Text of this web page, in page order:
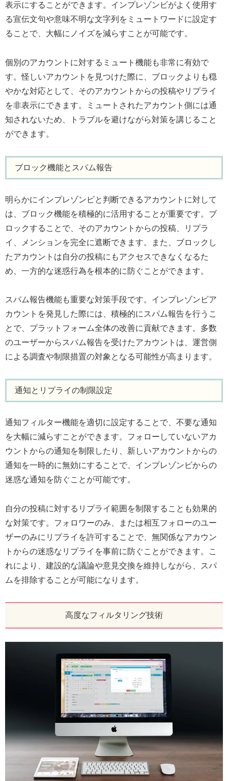
表示にすることができます。インプレゾンビがよく使用す
る宣伝文句や意味不明な文字列をミュートワードに設定す
ることで、大幅にノイズを減らすことが可能です。
個別のアカウントに対するミュート機能も非常に有効で
す。怪しいアカウントを見つけた際に、ブロックよりも穏
やかな対応として、そのアカウントからの投稿やリプライ
を非表示にできます。ミュートされたアカウント側には通
知されないため、トラブルを避けながら対策を講じること
ができます。
ブロック機能とスパム報告
明らかにインプレゾンビと判断できるアカウントに対して
は、ブロック機能を積極的に活用することが重要です。ブ
ロックすることで、そのアカウントからの投稿、リプラ
イ、メンションを完全に遮断できます。また、ブロックし
たアカウントは自分の投稿にもアクセスできなくなるた
め、一方的な迷惑行為を根本的に防ぐことができます。
スパム報告機能も重要な対策手段です。インプレゾンビア
カウントを発見した際には、積極的にスパム報告を行うこ
とで、プラットフォーム全体の改善に貢献できます。多数
のユーザーからスパム報告を受けたアカウントは、運営側
による調査や制限措置の対象となる可能性が高まります。
通知とリプライの制限設定
通知フィルター機能を適切に設定することで、不要な通知
を大幅に減らすことができます。フォローしていないアカ
ウントからの通知を制限したり、新しいアカウントからの
通知を一時的に無効にすることで、インプレゾンビからの
迷惑な通知を防ぐことが可能です。
自分の投稿に対するリプライ範囲を制限することも効果的
な対策です。フォロワーのみ、または相互フォローのユー
ザーのみにリプライを許可することで、無関係なアカウン
トからの迷惑なリプライを事前に防ぐことができます。こ
れにより、建設的な議論や意見交換を維持しながら、スパ
ムを排除することが可能になります。
高度なフィルタリング技術